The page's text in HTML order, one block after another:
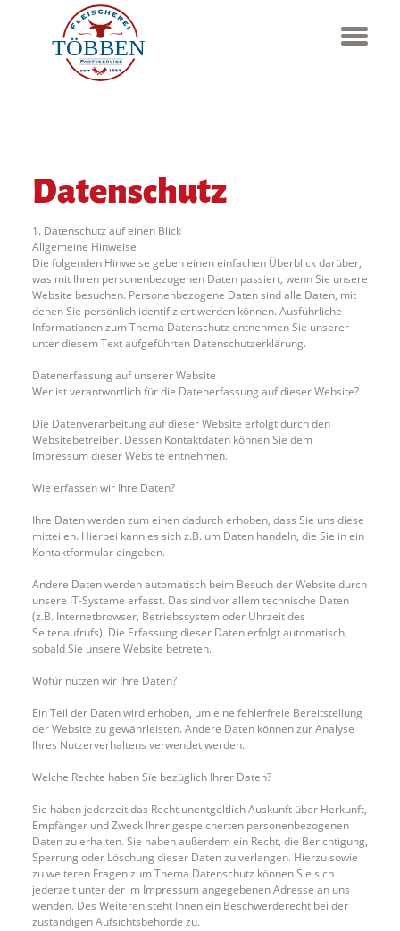
Datenschutz
1. Datenschutz auf einen Blick
Allgemeine Hinweise
Die folgenden Hinweise geben einen einfachen Überblick darüber,
was mit Ihren personenbezogenen Daten passiert, wenn Sie unsere
Website besuchen. Personenbezogene Daten sind alle Daten, mit
denen Sie persönlich identifiziert werden können. Ausführliche
Informationen zum Thema Datenschutz entnehmen Sie unserer
unter diesem Text aufgeführten Datenschutzerklärung.
Datenerfassung auf unserer Website
Wer ist verantwortlich für die Datenerfassung auf dieser Website?
Die Datenverarbeitung auf dieser Website erfolgt durch den
Websitebetreiber. Dessen Kontaktdaten können Sie dem
Impressum dieser Website entnehmen.
Wie erfassen wir Ihre Daten?
Ihre Daten werden zum einen dadurch erhoben, dass Sie uns diese
mitteilen. Hierbei kann es sich z.B. um Daten handeln, die Sie in ein
Kontaktformular eingeben.
Andere Daten werden automatisch beim Besuch der Website durch
unsere IT-Systeme erfasst. Das sind vor allem technische Daten
(z.B. Internetbrowser, Betriebssystem oder Uhrzeit des
Seitenaufrufs). Die Erfassung dieser Daten erfolgt automatisch,
sobald Sie unsere Website betreten.
Wofür nutzen wir Ihre Daten?
Ein Teil der Daten wird erhoben, um eine fehlerfreie Bereitstellung
der Website zu gewährleisten. Andere Daten können zur Analyse
Ihres Nutzerverhaltens verwendet werden.
Welche Rechte haben Sie bezüglich Ihrer Daten?
Sie haben jederzeit das Recht unentgeltlich Auskunft über Herkunft,
Empfänger und Zweck Ihrer gespeicherten personenbezogenen
Daten zu erhalten. Sie haben außerdem ein Recht, die Berichtigung,
Sperrung oder Löschung dieser Daten zu verlangen. Hierzu sowie
zu weiteren Fragen zum Thema Datenschutz können Sie sich
jederzeit unter der im Impressum angegebenen Adresse an uns
wenden. Des Weiteren steht Ihnen ein Beschwerderecht bei der
zuständigen Aufsichtsbehörde zu.